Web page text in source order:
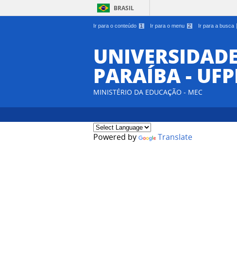
Ir para o conteúdo 1 Ir para o menu 2 Ir para a busca
BRASIL
PARAÍBA -
MINISTÉRIO DA EDUCAÇÃO - MEC
Powered by Translate